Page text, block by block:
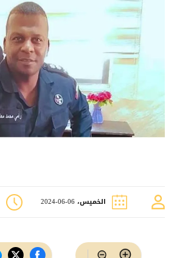
الخميس، 06-06-2024